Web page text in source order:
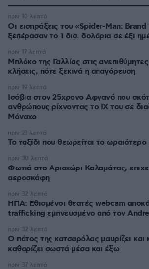
Οι εισπράξεις του «Spider-Man:
ξεπέρασαν το 1 δισ. δολάρια σε έξι
πριν 10 λεπτά
Μπλόκο της Γαλλίας στις
κλήσεις, πότε ξεκινά η απαγόρευση
πριν 17 λεπτά
Ισόβια στον 25χρονο Αφγανό που
ανθρώπους ρίχνοντας το ΙΧ του σε
Μόναχο
πριν 19 λεπτά
Το ταξίδι που θεωρείται το
πριν 21 λεπτά
Φωτιά στο Αριοχώρι Καλαμάτας,
αεροσκάφη
πριν 30 λεπτά
ΗΠΑ: Εθισμένοι θεατές webcam
trafficking εμπνευσμένο από τον
πριν 32 λεπτά
Ο πάτος της κατσαρόλας μαυρίζει και
καθαρίζει σωστά μέσα και έξω
πριν 32 λεπτά
πριν 37 λεπτά